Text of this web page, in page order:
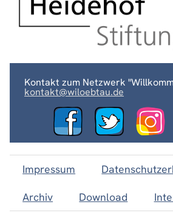
Kontakt zum Netzwerk
kontakt@wiloebtau.de
Impressum
Archiv
Download